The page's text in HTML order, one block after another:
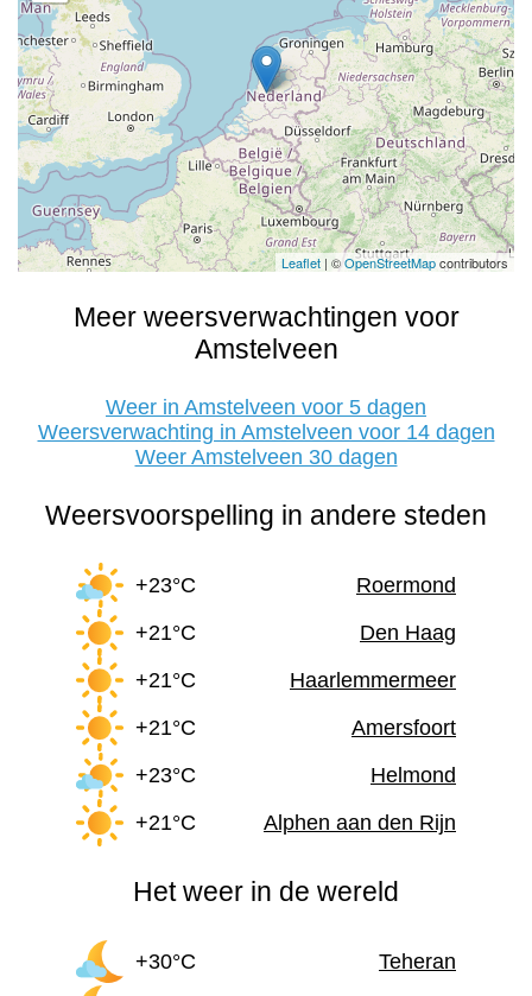
Leaflet | ©OpenStreetMapcontributors
Meer weersverwachtingen voor
Amstelveen
Weer in Amstelveen voor 5 dagen
Weersverwachting in Amstelveen voor 14 dagen
Weer Amstelveen 30 dagen
Weersvoorspelling in andere steden
+23°C
Roermond
+21°C
Den Haag
+21°C
Haarlemmermeer
+21°C
Amersfoort
+23°C
Helmond
+21°C
Alphen aan den Rijn
Het weer in de wereld
+30°C Teheran